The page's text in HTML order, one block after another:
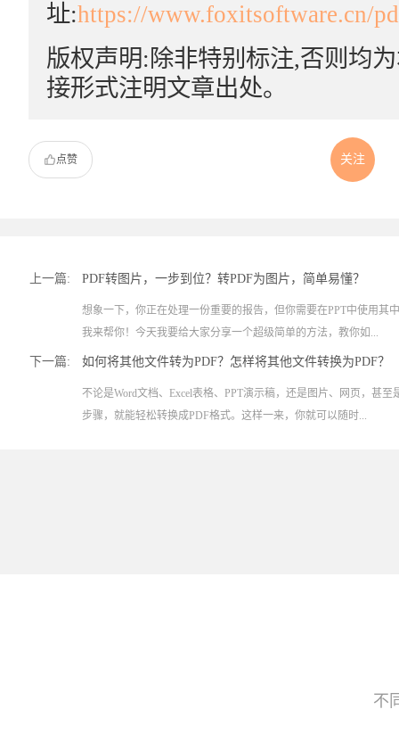
址:https://www.foxitsoftware.cn/
版权声明:除非特别标注,否则均
接形式注明文章出处。
点赞 关注
上一篇: PDF转图片，一步到位？转PDF为图片，简单易懂？
想象一下，你正在处理一份重要的报告，但你需要在PPT中使用其
我来帮你！今天我要给大家分享一个超级简单的方法，教你如...
下一篇: 如何将其他文件转为PDF？怎样将其他文件转换为PDF？
不论是Word文档、Excel表格、PPT演示稿，还是图片、网页，甚
步骤，就能轻松转换成PDF格式。这样一来，你就可以随时...
不